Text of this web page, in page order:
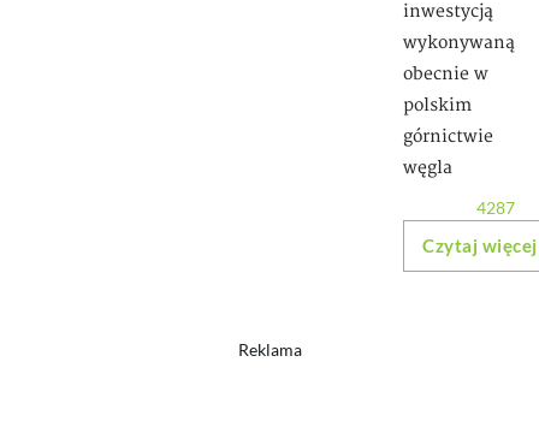
inwestycją
wykonywaną
obecnie w
polskim
górnictwie
węgla
4287
Czytaj więcej
Reklama